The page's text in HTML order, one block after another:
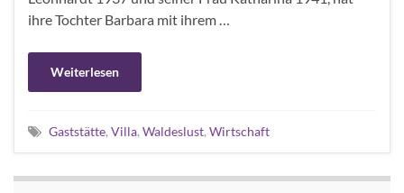
ihre Tochter Barbara mit ihrem …
Weiterlesen
Gaststätte, Villa, Waldeslust, Wirtschaft